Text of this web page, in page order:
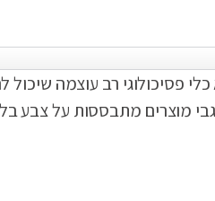
פסיכולוגי רב עוצמה